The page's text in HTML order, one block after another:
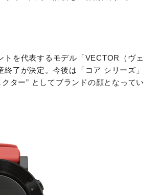
トを代表するモデル「VECTOR（ヴェ
終了が決定。今後は「コア シリーズ」
ター” としてブランドの顔となってい